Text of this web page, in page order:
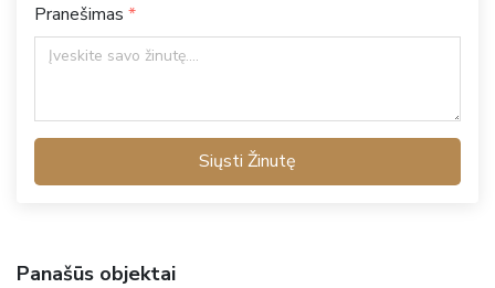
Pranešimas
Siųsti Žinutę
Panašūs objektai